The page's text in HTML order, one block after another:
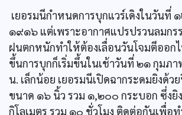
เยอรมนีกำหนดการบุกแวร์เดิงในวันที่
๑๙๑๖ แต่เพราะอากาศแปรปรวนลมกร
ฝนตกหนักทำให้ต้องเลื่อนวันโจมตีออก
ขึ้นการบุกก็เริ่มขึ้นในเช้าวันที่ ๒๑ กุมภ
น. เล็กน้อย เยอรมนีเปิดฉากระดมยิงด้
ขนาด ๑๖ นิ้ว รวม ๑,๒๐๐ กระบอก ซึ่งยิ
กิโลเมตร รวม ๑๐ ชั่วโมง ติดต่อกันเพื่อ